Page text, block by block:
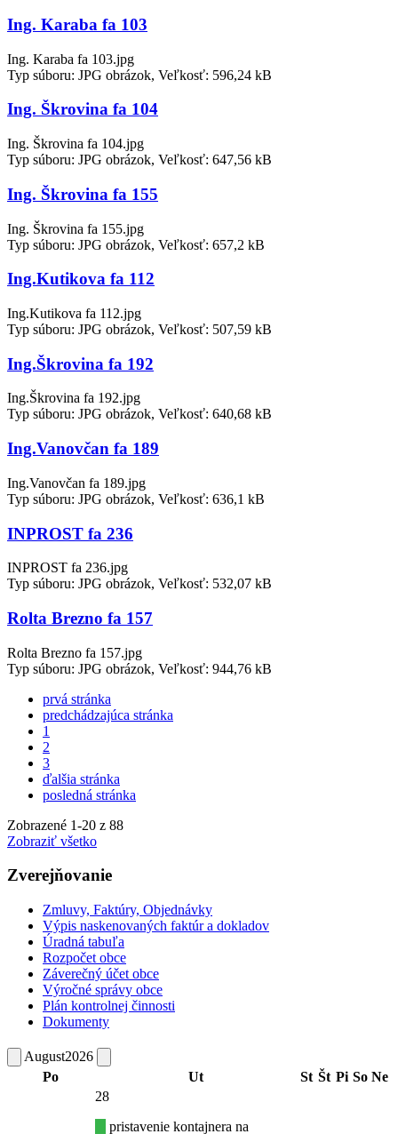
Ing. Karaba fa 103
Ing. Karaba fa 103.jpg
Typ súboru: JPG obrázok, Veľkosť: 596,24 kB
Ing. Škrovina fa 104
Ing. Škrovina fa 104.jpg
Typ súboru: JPG obrázok, Veľkosť: 647,56 kB
Ing. Škrovina fa 155
Ing. Škrovina fa 155.jpg
Typ súboru: JPG obrázok, Veľkosť: 657,2 kB
Ing.Kutikova fa 112
Ing.Kutikova fa 112.jpg
Typ súboru: JPG obrázok, Veľkosť: 507,59 kB
Ing.Škrovina fa 192
Ing.Škrovina fa 192.jpg
Typ súboru: JPG obrázok, Veľkosť: 640,68 kB
Ing.Vanovčan fa 189
Ing.Vanovčan fa 189.jpg
Typ súboru: JPG obrázok, Veľkosť: 636,1 kB
INPROST fa 236
INPROST fa 236.jpg
Typ súboru: JPG obrázok, Veľkosť: 532,07 kB
Rolta Brezno fa 157
Rolta Brezno fa 157.jpg
Typ súboru: JPG obrázok, Veľkosť: 944,76 kB
prvá stránka
predchádzajúca stránka
1
2
3
ďalšia stránka
posledná stránka
Zobrazené 1-20 z 88
Zobraziť všetko
Zverejňovanie
Zmluvy, Faktúry, Objednávky
Výpis naskenovaných faktúr a dokladov
Úradná tabuľa
Rozpočet obce
Záverečný účet obce
Výročné správy obce
Plán kontrolnej činnosti
Dokumenty
August2026
Po
Ut St Št Pi So Ne
28
pristavenie kontajnera na